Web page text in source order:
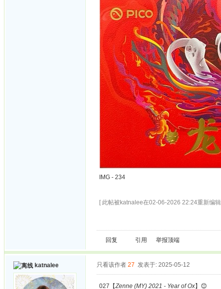
IMG - 234
[ 此帖被katnalee在02-06-2026 22:24重新编
回复 引用 举报顶端
katnalee 只看该作者 27 发表于: 2025-05-12
027【Zenne (MY) 2021 - Year of Ox】😊